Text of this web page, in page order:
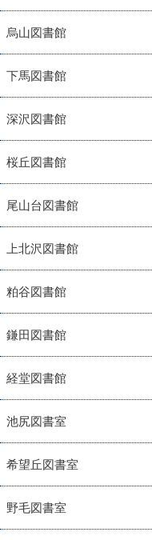
烏山図書館
下馬図書館
深沢図書館
桜丘図書館
尾山台図書館
上北沢図書館
粕谷図書館
鎌田図書館
経堂図書館
池尻図書室
希望丘図書室
野毛図書室